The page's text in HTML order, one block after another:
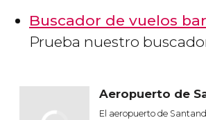
Buscador de vuelos
Prueba nuestro
Aeropuerto de
El aeropuerto de